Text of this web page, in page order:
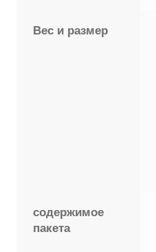
Вес и размер
содержимое
пакета